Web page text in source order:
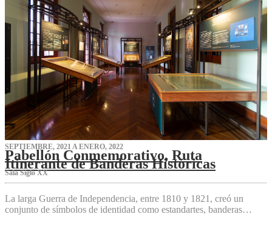
SEPTIEMBRE, 2021 A ENERO, 2022
Pabellón Conmemorativo, Ruta
Itinerante de Banderas Históricas
Sala Siglo XX
La larga Guerra de Independencia, entre 1810 y 1821, creó un
conjunto de símbolos de identidad como estandartes, banderas…